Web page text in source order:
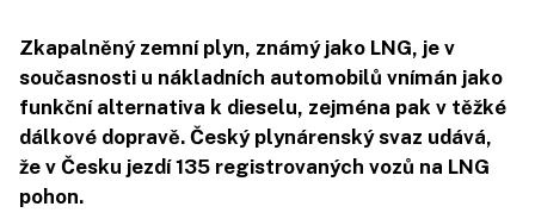
Zkapalněný zemní plyn, známý jako LNG, je v
současnosti u nákladních automobilů vnímán jako
funkční alternativa k dieselu, zejména pak v těžké
dálkové dopravě. Český plynárenský svaz udává,
že v Česku jezdí 135 registrovaných vozů na LNG
pohon.